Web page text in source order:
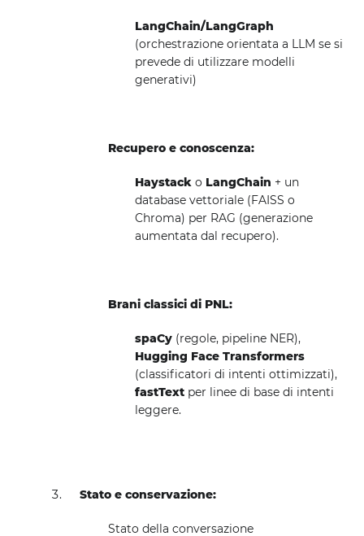
LangChain/LangGraph
(orchestrazione orientata a LLM se si
prevede di utilizzare modelli
generativi)
Recupero e conoscenza:
Haystacko LangChain + un
database vettoriale (FAISS o
Chroma) per RAG (generazione
aumentata dal recupero).
Brani classici di PNL:
spaCy(regole, pipeline NER),
Hugging Face Transformers
(classificatori di intenti ottimizzati),
fastTextper linee di base di intenti
leggere.
Stato e conservazione:
Stato della conversazione